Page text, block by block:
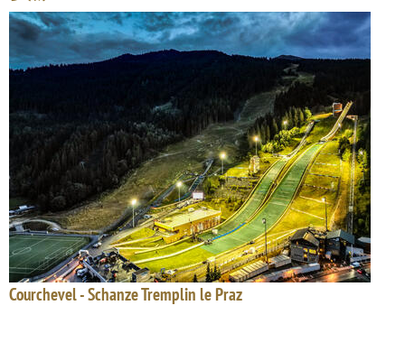
Courchevel - Schanze Tremplin le Praz